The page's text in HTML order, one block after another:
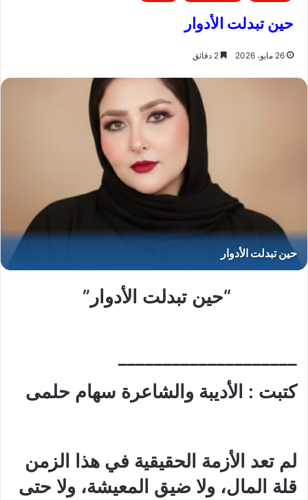
حين تبدلت الأدوار
26 مايو، 2026
“حين تبدلت الأدوار”
كتبت : الأديبة والشاعرة سهام حلمى
لم تعد الأزمة الحقيقية في هذا الزمن
قلة المال، ولا ضيق المعيشة، ولا حتى